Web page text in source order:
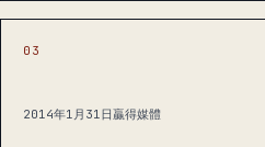
03
2014年1月31日贏得媒體